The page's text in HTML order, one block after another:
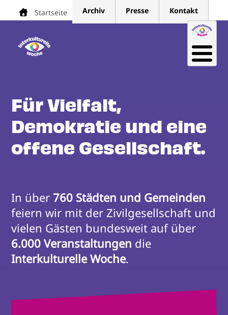
Direkt
Pfadnavigation
Startseite Archiv Presse Kontakt
Für Vielfalt,
Demokratie und eine
offene Gesellschaft.
In über 760 Städten und Gemeinden
feiern wir mit der Zivilgesellschaft und
6.000 Veranstaltungen
Interkulturelle Woche.